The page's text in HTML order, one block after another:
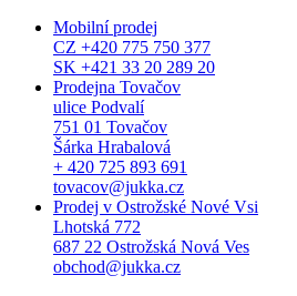
Mobilní prodej
CZ +420 775 750 377
SK +421 33 20 289 20
Prodejna Tovačov
ulice Podvalí
751 01 Tovačov
Šárka Hrabalová
+ 420 725 893 691
tovacov@jukka.cz
Prodej v Ostrožské Nové Vsi
Lhotská 772
687 22 Ostrožská Nová Ves
obchod@jukka.cz